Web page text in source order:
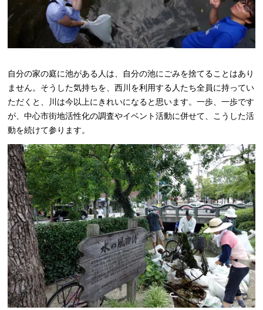
自分の家の庭に池がある人は、自分の池にごみを捨てることはあり
ません。そうした気持ちを、西川を利用する人たち全員に持ってい
ただくと、川は今以上にきれいになると思います。一歩、一歩です
が、中心市街地活性化の調査やイベント活動に併せて、こうした活
動を続けて参ります。